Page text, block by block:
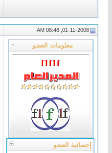
معلومات العضو
f1f1f
إحصائية العضو